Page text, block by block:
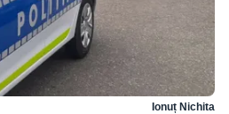
Ionuț Nichita